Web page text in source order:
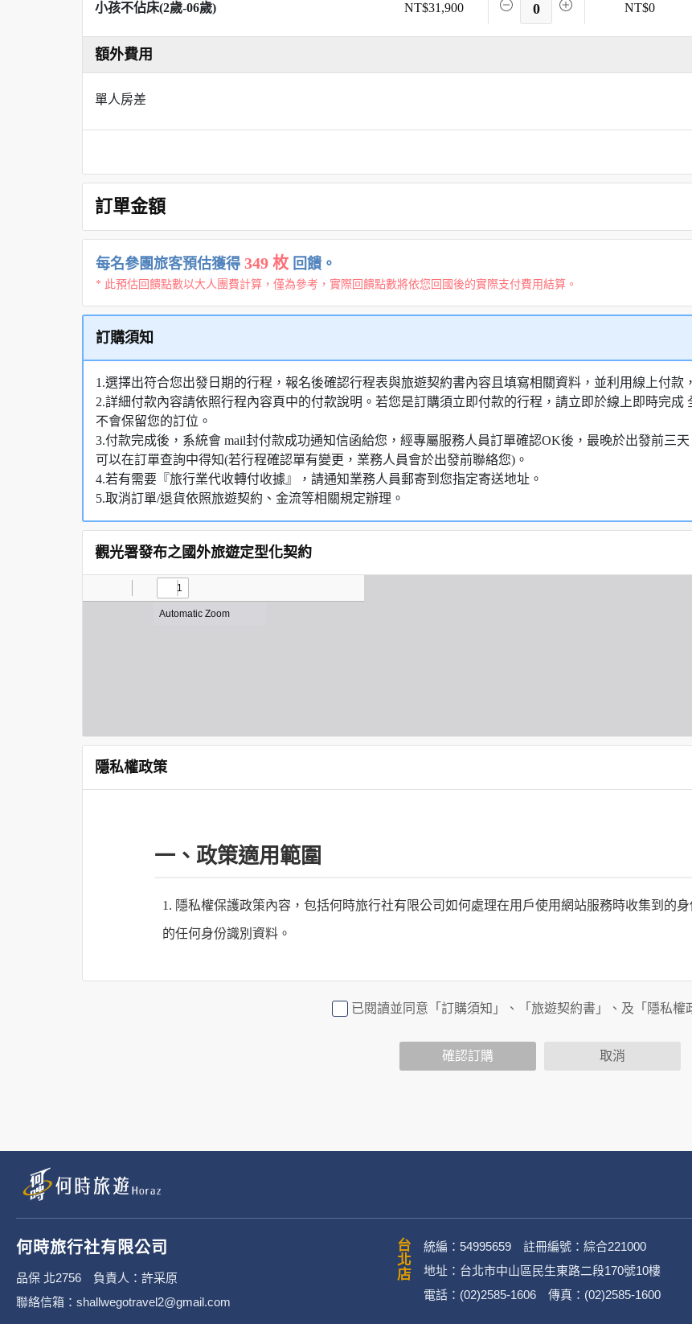
小孩不佔床(2歲-06歲) NT$31,900 0 NT$0
額外費用
單人房差
訂單金額
每名參團旅客預估獲得 349 枚 回饋。
* 此預估回饋點數以大人團費計算，僅為參考，實際回饋點數將依您回國後的實際支付費用結算。
訂購須知
1.選擇出符合您出發日期的行程，報名後確認行程表與旅遊契約書內容且填寫相關資料，並利用線上付款
2.詳細付款內容請依照行程內容頁中的付款說明。若您是訂購須立即付款的行程，請立即於線上即時完成
不會保留您的訂位。
3.付款完成後，系統會 mail封付款成功通知信函給您，經專屬服務人員訂單確認OK後，最晚於出發前三
可以在訂單查詢中得知(若行程確認單有變更，業務人員會於出發前聯絡您)。
4.若有需要『旅行業代收轉付收據』，請通知業務人員郵寄到您指定寄送地址。
5.取消訂單/退貨依照旅遊契約、金流等相關規定辦理。
觀光署發布之國外旅遊定型化契約
隱私權政策
一、政策適用範圍
1. 隱私權保護政策內容，包括何時旅行社有限公司如何處理在用戶使用網站服務時收集到的
的任何身份識別資料。
行社有限公司旗下網站上的廣告廠商連結，這些置放連結的廠商也可能蒐集您個人的資料。
3. 您個人在何時旅行社有限公司旗下網站上的聊天室或討論區中任意公開個人資料的行為，
二、個資蒐集處理利用
2. 蒐集目的：提供本公司相關服務、行銷、客戶管理、會員管理及其他與第三人合作之行銷推
3. 個人資料類別：
辨識個人者(包含但不限於中英文姓名、地址、聯絡電話、電子郵件信箱、通訊軟帳號、
已閱讀並同意「訂購須知」、「旅遊契約書」、及「隱私權
確認訂購 取消
何時旅行社有限公司
品保 北2756 負責人：許采原
聯絡信箱：shallwegotravel2@gmail.com
台北店
統編：54995659 註冊編號：綜合221000
地址：台北市中山區民生東路二段170號10樓
電話：(02)2585-1606 傳真：(02)2585-1600